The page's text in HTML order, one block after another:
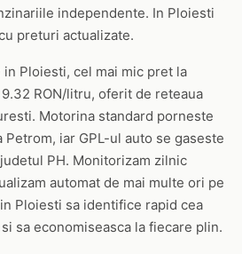
independente. In Ploiesti
preturi actualizate.
Ploiesti, cel mai mic pret la
RON/litru, oferit de reteaua
Motorina standard porneste
Petrom, iar GPL-ul auto se gaseste
PH. Monitorizam zilnic
automat de mai multe ori pe
Ploiesti sa identifice rapid cea
sa economiseasca la fiecare plin.